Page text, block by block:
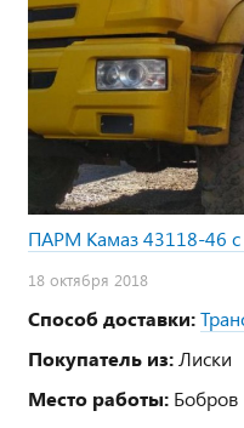
ПАРМ Камаз 43118-46
18 октября 2018
Способ доставки:
Покупатель из: Лиски
Место работы: Бобров